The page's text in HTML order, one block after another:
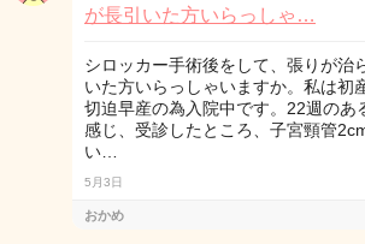
が長引いた方いらっしゃ…
シロッカー手術後をして、張りが治
いた方いらっしゃいますか。私は初
切迫早産の為入院中です。22週のあ
感じ、受診したところ、子宮頸管
い…
5月3日
おかめ